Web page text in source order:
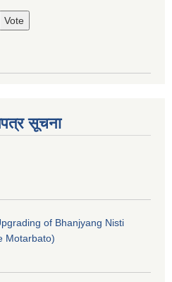
सूचना
of Bhanjyang Nisti
Motarbato)